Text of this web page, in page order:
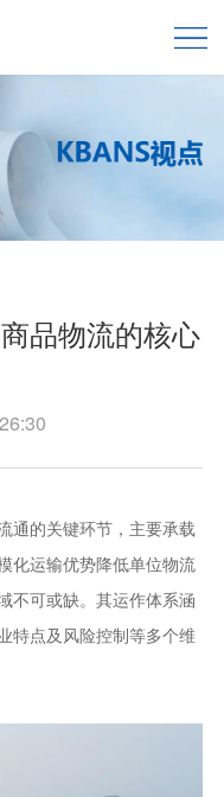
品物流的核心
通的关键环节，主要承载
化运输优势降低单位物流
不可或缺。其运作体系涵
特点及风险控制等多个维